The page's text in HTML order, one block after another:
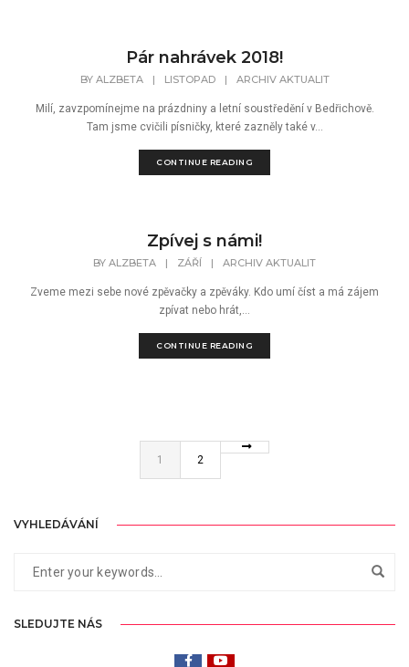
Pár nahrávek 2018!
BY ALZBETA | LISTOPAD | ARCHIV AKTUALIT
Milí, zavzpomínejme na prázdniny a letní soustředění v Bedřichově.
Tam jsme cvičili písničky, které zazněly také v...
CONTINUE READING
Zpívej s námi!
BY ALZBETA | ZÁŘÍ | ARCHIV AKTUALIT
Zveme mezi sebe nové zpěvačky a zpěváky. Kdo umí číst a má zájem
zpívat nebo hrát,...
CONTINUE READING
1 2
VYHLEDÁVÁNÍ
SLEDUJTE NÁS